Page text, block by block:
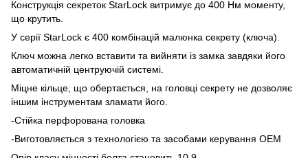
Конструкція секреток StarLock витримує до 400 Нм моменту,
що крутить.
У серії StarLock є 400 комбінацій малюнка секрету (ключа).
Ключ можна легко вставити та вийняти із замка завдяки його
автоматичній центруючій системі.
Міцне кільце, що обертається, на головці секрету не дозволяє
іншим інструментам зламати його.
-Стійка перфорована головка
-Виготовляється з технологією та засобами керування OEM